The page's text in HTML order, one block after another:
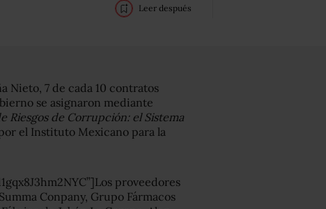
Leer después
Nieto, 7 de cada 10 contratos
se asignaron mediante
Riesgos de Corrupción: el Sistema
el Instituto Mexicano para la
proveedores
Conpany, Grupo Fármacos